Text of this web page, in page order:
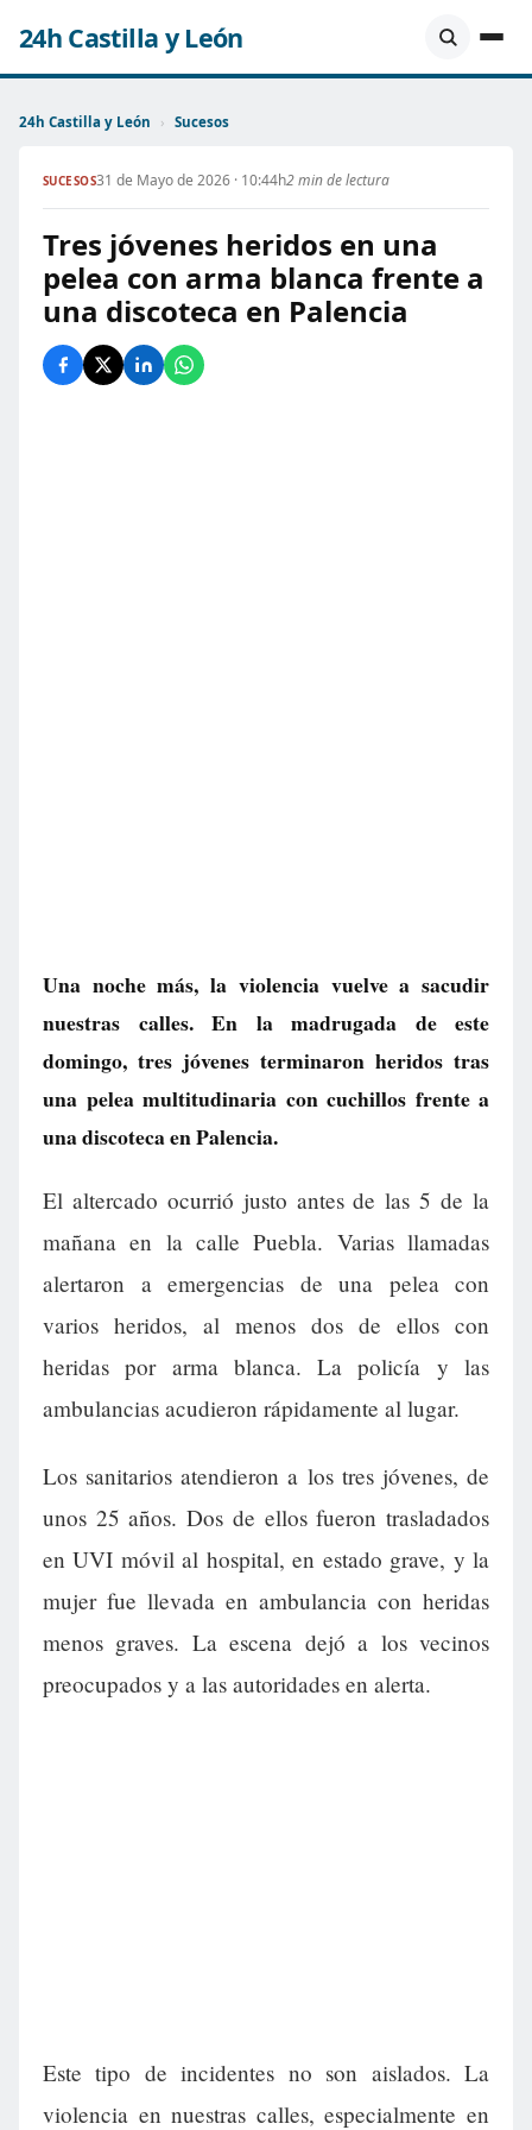
24h Castilla y León
24h Castilla y León › Sucesos
SUCESOS31 de Mayo de 2026 · 10:44h2 min de lectura
Tres jóvenes heridos en una
pelea con arma blanca frente a
una discoteca en Palencia
Una noche más, la violencia vuelve a sacudir
nuestras calles. En la madrugada de este
domingo, tres jóvenes terminaron heridos tras
una pelea multitudinaria con cuchillos frente a
una discoteca en Palencia.
El altercado ocurrió justo antes de las 5 de la
mañana en la calle Puebla. Varias llamadas
alertaron a emergencias de una pelea con
varios heridos, al menos dos de ellos con
heridas por arma blanca. La policía y las
ambulancias acudieron rápidamente al lugar.
Los sanitarios atendieron a los tres jóvenes, de
unos 25 años. Dos de ellos fueron trasladados
en UVI móvil al hospital, en estado grave, y la
mujer fue llevada en ambulancia con heridas
menos graves. La escena dejó a los vecinos
preocupados y a las autoridades en alerta.
Este tipo de incidentes no son aislados. La
violencia en nuestras calles, especialmente en